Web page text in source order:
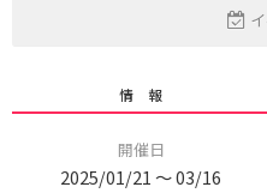
情 報
開催日
2025/01/21 〜 03/16